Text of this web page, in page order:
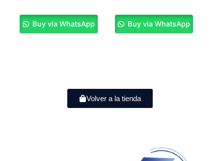
Buy via WhatsApp Buy via WhatsApp
Volver a la tienda